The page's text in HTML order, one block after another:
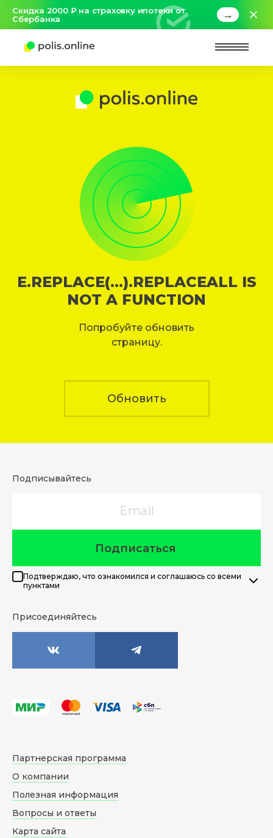
Скидка 2000 ₽ на страховку ипотеки от
Сбербанка
→
E.REPLACE(...).REPLACEALL IS
NOT A FUNCTION
Попробуйте обновить
страницу.
Обновить
Подписывайтесь
Подписаться
Подтверждаю, что ознакомился и соглашаюсь со всеми
пунктами
Присоединяйтесь
Партнерская программа
О компании
Полезная информация
Вопросы и ответы
Карта сайта